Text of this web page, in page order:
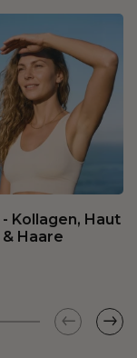
Kollagen, Haut
& Haare